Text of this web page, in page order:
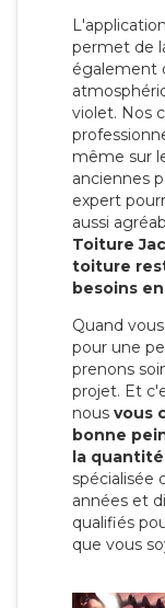
permet de
également
violet. Nos
même sur
anciennes
expert
aussi
Toiture
toiture
besoins
Quand
pour une
prenons
projet. Et
nous vous
bonne
la
spécialisée
années et
qualifiés
que vous